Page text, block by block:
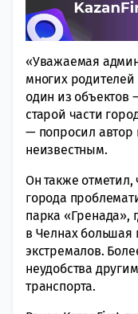
«Уважаемая
многих
один из объектов
старой части
— попросил автор
неизвестным.
Он также отметил,
города
парка «Гренада»,
в Челнах большая
экстремалов.
неудобства
транспорта.